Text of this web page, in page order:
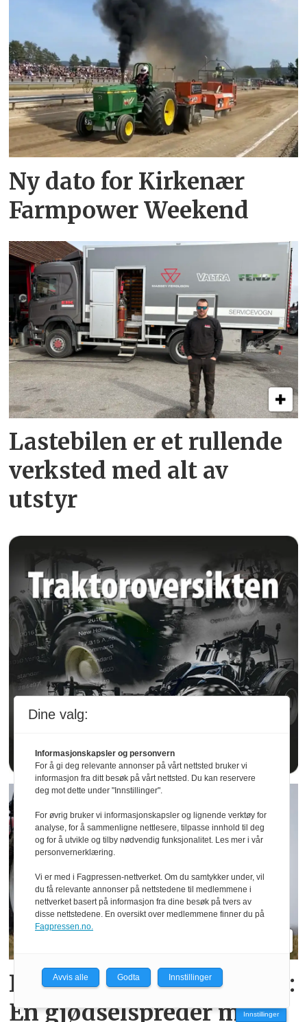
Ny dato for Kirkenær
Farmpower Weekend
Lastebilen er et rullende
verksted med alt av
utstyr
Kverneland Alentix 8047:
En gjødsel­spreder med
Innstillinger
Dine valg:
Informasjonskapsler og personvern
For å gi deg relevante annonser på vårt nettsted bruker vi
informasjon fra ditt besøk på vårt nettsted. Du kan reservere
deg mot dette under "Innstillinger".
For øvrig bruker vi informasjonskapsler og lignende verktøy for
analyse, for å sammenligne nettlesere, tilpasse innhold til deg
og for å utvikle og tilby nødvendig funksjonalitet. Les mer i vår
personvernerklæring.
Vi er med i Fagpressen-nettverket. Om du samtykker under, vil
du få relevante annonser på nettstedene til medlemmene i
nettverket basert på informasjon fra dine besøk på tvers av
disse nettstedene. En oversikt over medlemmene finner du på
Fagpressen.no.
Avvis alle Godta Innstillinger